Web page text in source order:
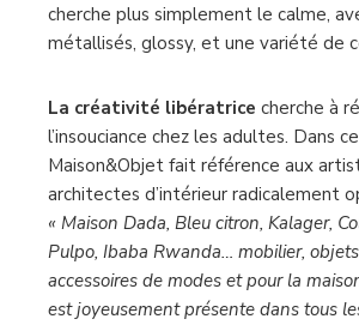
cherche plus simplement le calme,
métallisés, glossy, et une variété de
La créativité libératrice cherche à
l’insouciance chez les adultes. Dans
Maison&Objet fait référence aux
architectes d’intérieur radicalement
« Maison Dada, Bleu citron, Kalager,
Pulpo, Ibaba Rwanda… mobilier,
accessoires de modes et pour la
est joyeusement présente dans tous